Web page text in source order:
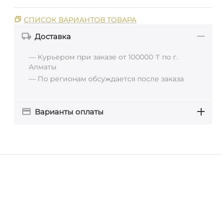
СПИСОК ВАРИАНТОВ ТОВАРА
Доставка
— Курьером при заказе от 100000 ₸ по г.
Алматы
— По регионам обсуждается после заказа
Варианты оплаты